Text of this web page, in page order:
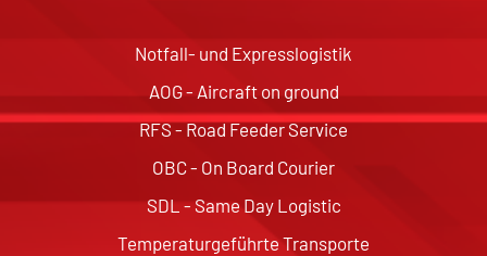
Notfall- und Expresslogistik
AOG - Aircraft on ground
RFS - Road Feeder Service
OBC - On Board Courier
SDL - Same Day Logistic
Temperaturgeführte Transporte